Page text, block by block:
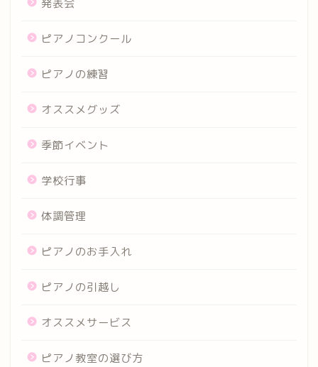
発表会
ピアノコンクール
ピアノの練習
オススメグッズ
季節イベント
学校行事
体調管理
ピアノのお手入れ
ピアノの引越し
オススメサービス
ピアノ教室の選び方